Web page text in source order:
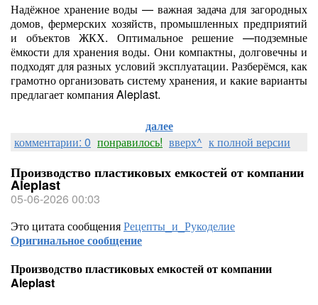
Надёжное хранение воды — важная задача для загородных
домов, фермерских хозяйств, промышленных предприятий
и объектов ЖКХ. Оптимальное решение —подземные
ёмкости для хранения воды. Они компактны, долговечны и
подходят для разных условий эксплуатации. Разберёмся, как
грамотно организовать систему хранения, и какие варианты
предлагает компания Aleplast.
далее
комментарии: 0 понравилось! вверх^ к полной версии
Производство пластиковых емкостей от компании
Aleplast
05-06-2026 00:03
Это цитата сообщенияРецепты_и_Рукоделие
Оригинальное сообщение
Производство пластиковых емкостей от компании
Aleplast